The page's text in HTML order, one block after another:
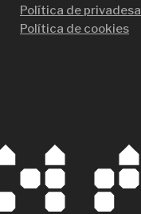
Política de privadesa
Política de cookies